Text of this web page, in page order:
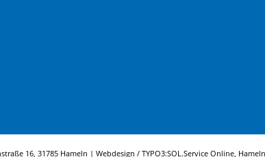
16, 31785 Hameln | Webdesign / TYPO3:SOL.Service Online,